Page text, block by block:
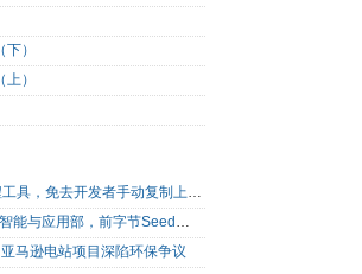
）
）
Anthropic升级AI编程工具，免去开发者手动复制上下文
消息称小米成立具身智能与应用部，前字节Seed孔涛挂帅
马逊电站项目深陷环保争议